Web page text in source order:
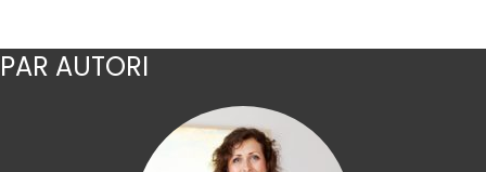
PAR AUTORI